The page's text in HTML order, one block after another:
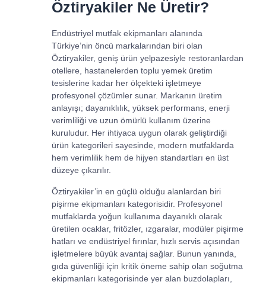
Öztiryakiler Ne Üretir?
Endüstriyel mutfak ekipmanları alanında
Türkiye’nin öncü markalarından biri olan
Öztiryakiler, geniş ürün yelpazesiyle restoranlardan
otellere, hastanelerden toplu yemek üretim
tesislerine kadar her ölçekteki işletmeye
profesyonel çözümler sunar. Markanın üretim
anlayışı; dayanıklılık, yüksek performans, enerji
verimliliği ve uzun ömürlü kullanım üzerine
kuruludur. Her ihtiyaca uygun olarak geliştirdiği
ürün kategorileri sayesinde, modern mutfaklarda
hem verimlilik hem de hijyen standartları en üst
düzeye çıkarılır.
Öztiryakiler’in en güçlü olduğu alanlardan biri
pişirme ekipmanları kategorisidir. Profesyonel
mutfaklarda yoğun kullanıma dayanıklı olarak
üretilen ocaklar, fritözler, ızgaralar, modüler pişirme
hatları ve endüstriyel fırınlar, hızlı servis açısından
işletmelere büyük avantaj sağlar. Bunun yanında,
gıda güvenliği için kritik öneme sahip olan soğutma
ekipmanları kategorisinde yer alan buzdolapları,